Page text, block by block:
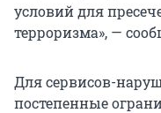
условий для
терроризма», —
Для сервисов-
постепенные